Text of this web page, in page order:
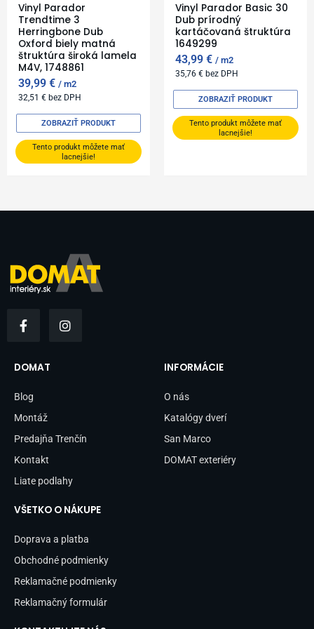
Vinyl Parador
Trendtime 3
Herringbone Dub
Oxford biely matná
štruktúra široká lamela
M4V, 1748861
39,99€ m2
32,51€ bez DPH
Tento produkt môžete mať
lacnejšie!
ZOBRAZIŤ PRODUKT
Vinyl Parador Basic 30
Dub prírodný
kartáčovaná štruktúra
1649299
43,99€ m2
35,76€ bez DPH
Tento produkt môžete mať
lacnejšie!
ZOBRAZIŤ PRODUKT
a
b
o
k
-
n
DOMAT
Blog
Montáž
Predajňa Trenčín
Kontakt
Liate podlahy
INFORMÁCIE
O nás
Katalógy dverí
San Marco
DOMAT exteriéry
VŠETKO O NÁKUPE
Doprava a platba
Obchodné podmienky
Reklamačné podmienky
Reklamačný formulár